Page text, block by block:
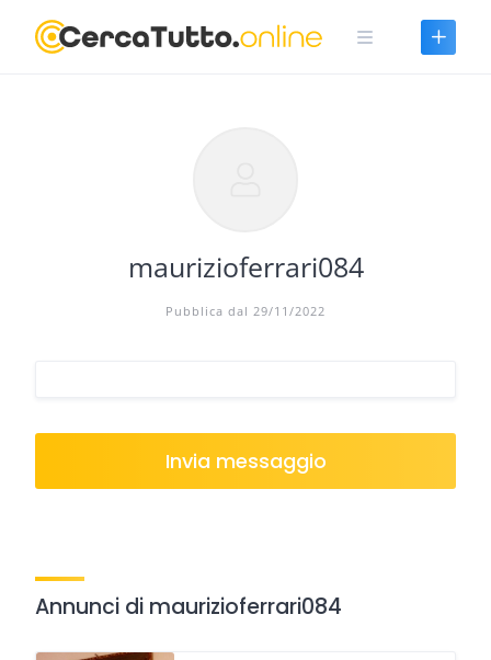
maurizioferrari084
Pubblica dal 29/11/2022
Invia messaggio
Annunci di maurizioferrari084